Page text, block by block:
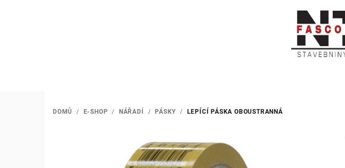
DOMŮ / E-SHOP / NÁŘADÍ / PÁSKY / LEPÍCÍ PÁSKA OBOUSTRANNÁ